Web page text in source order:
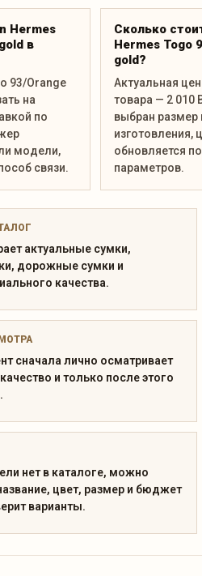
Hermes
в
93/Orange
на
по
модели,
связи.
Сколько
Hermes Togo
gold?
Актуальная
товара — 2 010
выбран размер
изготовления,
обновляется
параметров.
актуальные сумки,
дорожные сумки и
качества.
сначала лично осматривает
и только после этого
нет в каталоге, можно
цвет, размер и бюджет
варианты.